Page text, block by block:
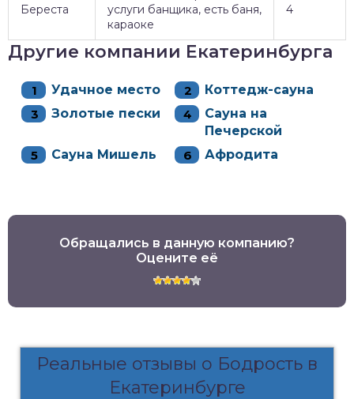
Береста
услуги банщика, есть баня,
караоке
4
Другие компании Екатеринбурга
Удачное место
Коттедж-сауна
Золотые пески
Сауна на
Печерской
Сауна Мишель
Афродита
Обращались в данную компанию?
Оцените её
Реальные отзывы о Бодрость в
Екатеринбурге